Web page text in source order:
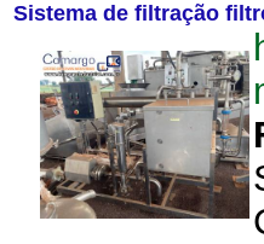
Sistema de filtração